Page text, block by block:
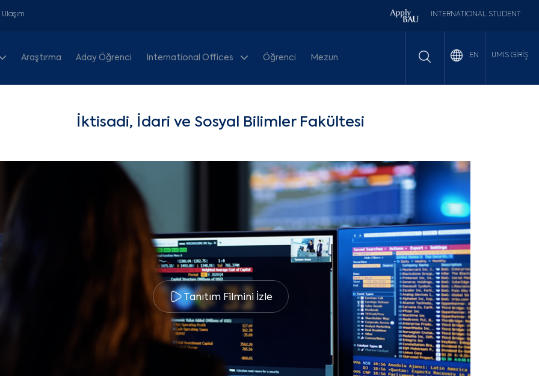
INTERNATIONAL STUDENT
Araştırma Aday Öğrenci International Offices Öğrenci Mezun EN UMIS GİRİŞ
İktisadi, İdari ve Sosyal Bilimler Fakültesi
Tanıtım Filmini İzle